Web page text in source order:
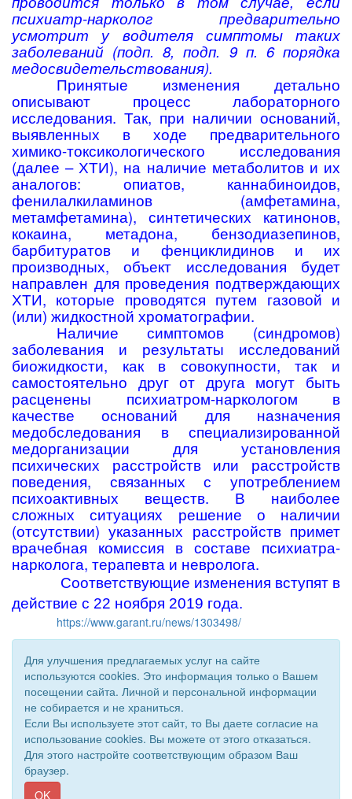
психиатр-нарколог предварительно
усмотрит у водителя симптомы таких
заболеваний (подп. 8, подп. 9 п. 6 порядка
медосвидетельствования).
Принятые изменения детально
описывают процесс лабораторного
исследования. Так, при наличии оснований,
выявленных в ходе предварительного
химико-токсикологического исследования
(далее – ХТИ), на наличие метаболитов и их
аналогов: опиатов, каннабиноидов,
фенилалкиламинов (амфетамина,
метамфетамина), синтетических катинонов,
кокаина, метадона, бензодиазепинов,
барбитуратов и фенциклидинов и их
производных, объект исследования будет
направлен для проведения подтверждающих
ХТИ, которые проводятся путем газовой и
(или) жидкостной хроматографии.
Наличие симптомов (синдромов)
заболевания и результаты исследований
биожидкости, как в совокупности, так и
самостоятельно друг от друга могут быть
расценены психиатром-наркологом в
качестве оснований для назначения
медобследования в специализированной
медорганизации для установления
психических расстройств или расстройств
поведения, связанных с употреблением
психоактивных веществ. В наиболее
сложных ситуациях решение о наличии
(отсутствии) указанных расстройств примет
врачебная комиссия в составе психиатра-
нарколога, терапевта и невролога.
Соответствующие изменения вступят в
действие с 22 ноября 2019 года.
https://www.garant.ru/news/1303498/
© 2011 - 2026 Уполномоченный по правам человека. Все
права защищены.
Сайт создан при поддержке «
Для улучшения предлагаемых услуг на сайте
используются cookies. Это информация только о Вашем
посещении сайта. Личной и персональной информации
не собирается и не храниться.
Если Вы используете этот сайт, то Вы даете согласие на
использование cookies. Вы можете от этого отказаться.
Для этого настройте соответствующим образом Ваш
браузер.
OK